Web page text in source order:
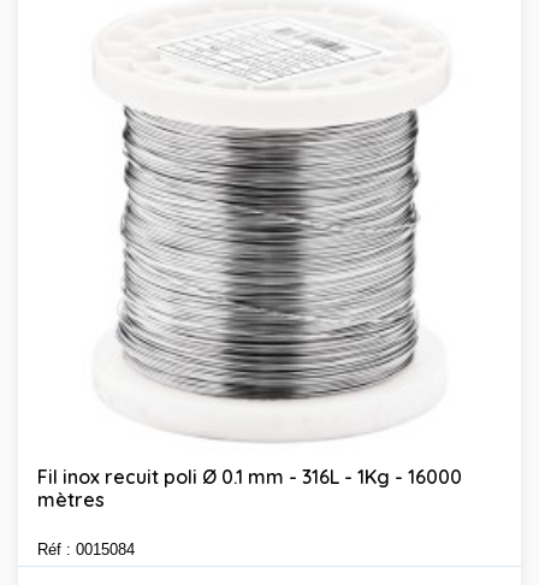
Fil inox recuit poli Ø 0.1 mm - 316L - 1Kg - 16000
mètres
Réf : 0015084